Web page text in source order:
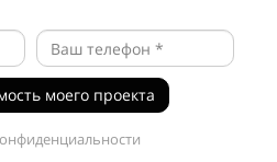
моего проекта